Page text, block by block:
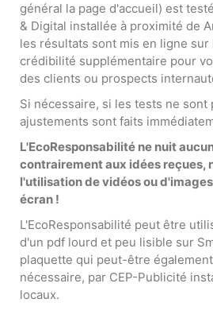
général la page d'accueil) est
& Digital installée à proximité de
les résultats sont mis en ligne sur
crédibilité supplémentaire pour
des clients ou prospects
Si nécessaire, si les tests ne sont
ajustements sont faits
L'EcoResponsabilité ne nuit
contrairement aux idées reçues,
l'utilisation de vidéos ou
écran !
L'EcoResponsabilité peut être
d'un pdf lourd et peu lisible sur
plaquette qui peut-être
nécessaire, par CEP-Publicité
locaux.